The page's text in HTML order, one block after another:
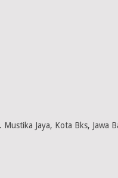
Jaya, Kota Bks, Jawa